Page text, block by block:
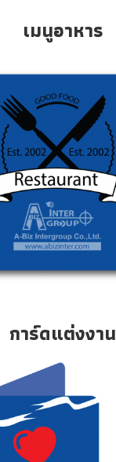
เมนูอาหาร
การ์ดแต่งงาน